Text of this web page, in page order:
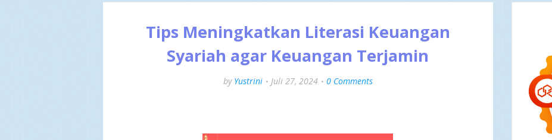
Tips Meningkatkan Literasi Keuangan
Syariah agar Keuangan Terjamin
by Yustrini Juli 27, 2024 0 Comments